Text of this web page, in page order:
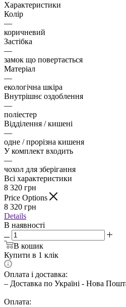
Характеристики
Колір
—
коричневий
Застібка
—
замок що повертається
Матеріал
—
екологічна шкіра
Внутрішнє оздоблення
—
поліестер
Відділення / кишені
—
одне / прорізна кишеня
У комплект входить
—
чохол для зберігання
Всі характеристики
8 320 грн
Price Options
8 320 грн
Details
В наявності
В кошик
Купити в 1 клік
Оплата і доставка:
– Доставка по Україні - Нова
Оплата: